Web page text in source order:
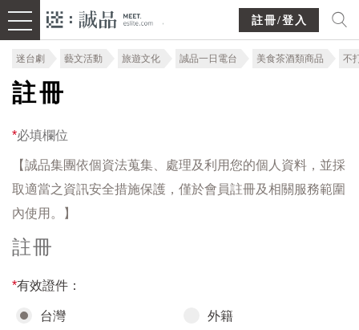
註冊/登入
迷台劇 藝文活動 旅遊文化 誠品一日電台 美食茶酒類商品 不
註冊
*必填欄位
【誠品集團依個資法蒐集、處理及利用您的個人資料，並採
取適當之資訊安全措施保護，僅於會員註冊及相關服務範圍
內使用。】
註冊
*有效證件：
台灣 外籍